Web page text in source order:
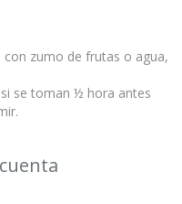
zumo de frutas o agua,
se toman ½ hora antes